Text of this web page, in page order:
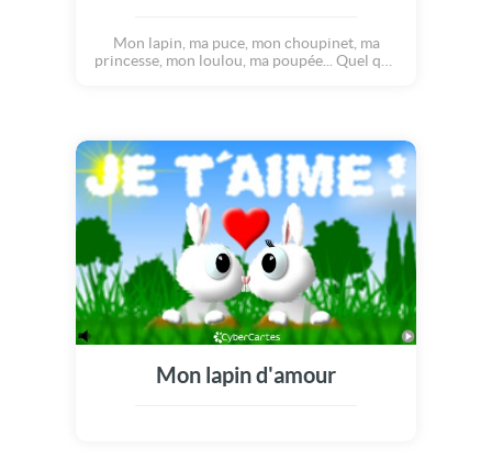
Mon lapin, ma puce, mon choupinet, ma
princesse, mon loulou, ma poupée... Quel que
et ses étoiles, comme une pizza et ses olives!
Bref, joyeux anniversaire et choisissez bien le
cadeau!
Mon lapin d'amour